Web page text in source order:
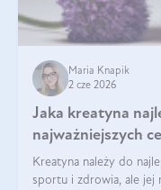
Maria Knapik
2 cze 2026
Jaka kreatyna
najważniejszych
Kreatyna należy do
sportu i zdrowia, ale jej